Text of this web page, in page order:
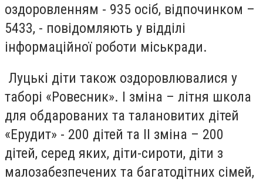
оздоровленням - 935 осіб, відпочинком –
5433, - повідомляють у відділі
інформаційної роботи міськради.
Луцькі діти також оздоровлювалися у
таборі «Ровесник». І зміна – літня школа
для обдарованих та талановитих дітей
«Ерудит» - 200 дітей та ІІ зміна – 200
дітей, серед яких, діти-сироти, діти з
малозабезпечених та багатодітних сімей,